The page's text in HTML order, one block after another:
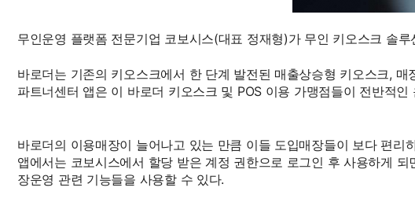
무인운영 플랫폼 전문기업 코보시스(대표 정재형)가 무인 키오스크 솔
바로더는 기존의 키오스크에서 한 단계 발전된 매출상승형 키오스크,
파트너센터 앱은 이 바로더 키오스크 및 POS 이용 가맹점들이 전반적
바로더의 이용매장이 늘어나고 있는 만큼 이들 도입매장들이 보다 편
앱에서는 코보시스에서 할당 받은 계정 권한으로 로그인 후 사용하게
장운영 관련 기능들을 사용할 수 있다.